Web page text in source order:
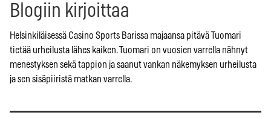
Blogiin kirjoittaa
Helsinkiläisessä Casino Sports Barissa majaansa pitävä Tuomari
tietää urheilusta lähes kaiken. Tuomari on vuosien varrella nähnyt
menestyksen sekä tappion ja saanut vankan näkemyksen urheilusta
ja sen sisäpiiristä matkan varrella.